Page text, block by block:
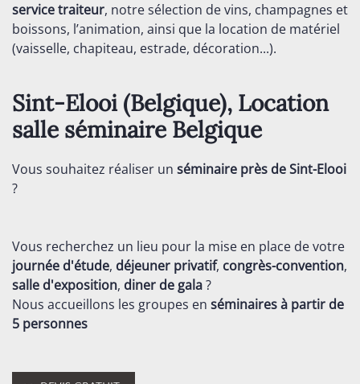
service traiteur, notre sélection de vins, champagnes et
boissons, l’animation, ainsi que la location de matériel
(vaisselle, chapiteau, estrade, décoration...).
Sint-Elooi (Belgique), Location
salle séminaireBelgique
Vous souhaitez réaliser un séminaire près de Sint-Elooi
?
Vous recherchez un lieu pour la mise en place de votre
journée d'étude, déjeuner privatif, congrès-convention,
salle d'exposition, diner de gala?
Nous accueillons les groupes en séminairesà partir de
5 personnes